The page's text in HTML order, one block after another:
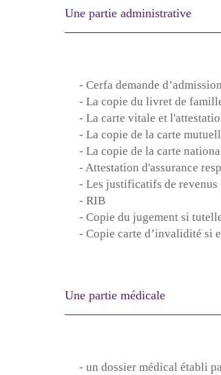
Une partie administrative
- Cerfa demande
- La copie du livret de
- La carte vitale et
- La copie de la carte
- La copie de la carte
- Attestation d'assurance
- Les justificatifs de
- RIB
- Copie du jugement si
- Copie carte d’invalidité si
Une partie médicale
- un dossier médical établi